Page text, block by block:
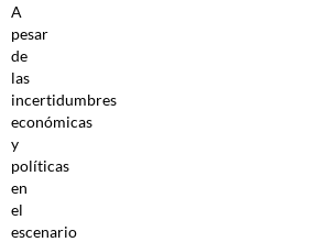
A
pesar
de
las
incertidumbres
económicas
y
políticas
en
el
escenario